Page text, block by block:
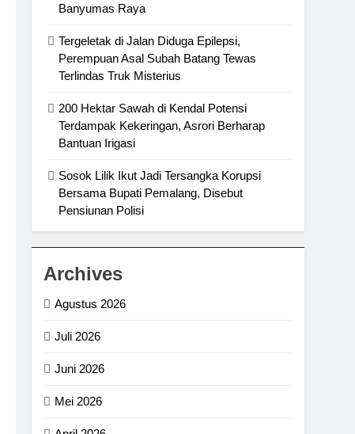
Banyumas Raya
Tergeletak di Jalan Diduga Epilepsi,
Perempuan Asal Subah Batang Tewas
Terlindas Truk Misterius
200 Hektar Sawah di Kendal Potensi
Terdampak Kekeringan, Asrori Berharap
Bantuan Irigasi
Sosok Lilik Ikut Jadi Tersangka Korupsi
Bersama Bupati Pemalang, Disebut
Pensiunan Polisi
Archives
Agustus 2026
Juli 2026
Juni 2026
Mei 2026